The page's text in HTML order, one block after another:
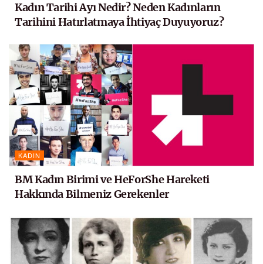
Kadın Tarihi Ayı Nedir? Neden Kadınların
Tarihini Hatırlatmaya İhtiyaç Duyuyoruz?
KADIN
BM Kadın Birimi ve HeForShe Hareketi
Hakkında Bilmeniz Gerekenler